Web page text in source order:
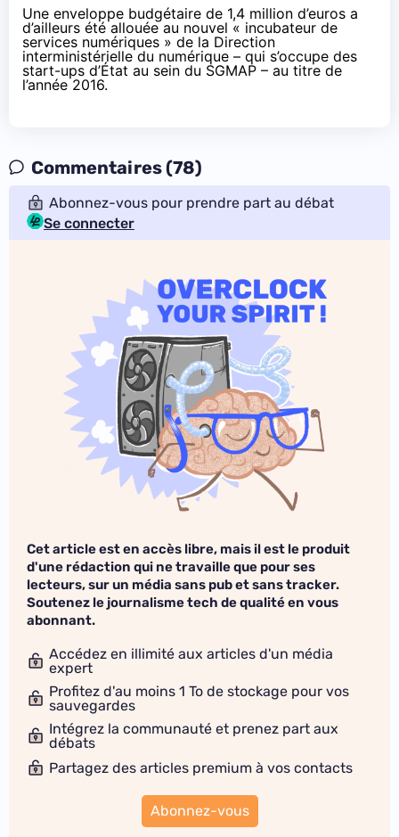
Une enveloppe budgétaire de 1,4 million d’euros a
d’ailleurs été allouée au nouvel « incubateur de
services numériques » de la Direction
interministérielle du numérique – qui s’occupe des
start-ups d’État au sein du SGMAP – au titre de
l’année 2016.
Commentaires (78)
Abonnez-vous pour prendre part au débat
Se connecter
Cet article est en accès libre, mais il est le produit
d'une rédaction qui ne travaille que pour ses
lecteurs, sur un média sans pub et sans tracker.
Soutenez le journalisme tech de qualité en vous
abonnant.
Accédez en illimité aux articles d'un média
expert
Profitez d'au moins 1 To de stockage pour vos
sauvegardes
Intégrez la communauté et prenez part aux
débats
Partagez des articles premium à vos contacts
Abonnez-vous